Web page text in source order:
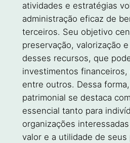
atividades e estratégias
administração eficaz de
terceiros. Seu objetivo
preservação, valorização
desses recursos, que
investimentos financeiros,
entre outros. Dessa
patrimonial se destaca
essencial tanto para
organizações
valor e a utilidade de seus